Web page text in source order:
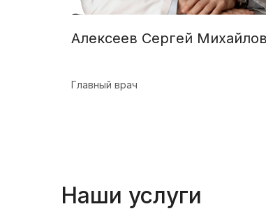
Алексеев Сергей
Главный врач
Наши услуги